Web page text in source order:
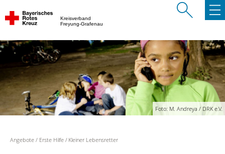
Kreisverband
Freyung-Grafenau
Foto: M. Andreya / DRK e.V.
Angebote Erste Hilfe Kleiner Lebensretter